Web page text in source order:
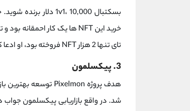
تای تنها 2 هزار NFT فروخته بود، او ادعا کرد که "
3. پیکسلمون